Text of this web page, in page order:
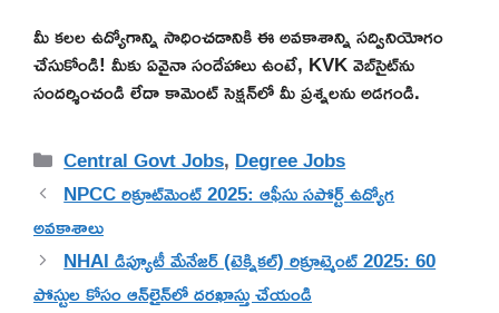
మీ కలల ఉద్యోగాన్ని సాధించడానికి ఈ అవకాశాన్ని సద్వినియోగం
చేసుకోండి! మీకు ఏవైనా సందేహాలు ఉంటే, KVK వెబ్‌సైట్‌ను
సందర్శించండి లేదా కామెంట్ సెక్షన్‌లో మీ ప్రశ్నలను అడగండి.
Categories
Central Govt Jobs,Degree Jobs
NPCC రిక్రూట్‌మెంట్ 2025: ఆఫీసు సపోర్ట్ ఉద్యోగ
అవకాశాలు
NHAI డిప్యూటీ మేనేజర్ (టెక్నికల్) రిక్రూట్మెంట్ 2025: 60
పోస్టుల కోసం ఆన్‌లైన్‌లో దరఖాస్తు చేయండి